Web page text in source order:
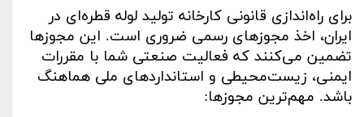
برای راه‌اندازی قانونی کارخانه تولید لوله قطره‌ای در
ایران، اخذ مجوزهای رسمی ضروری است. این مجوزها
تضمین می‌کنند که فعالیت صنعتی شما با مقررات
ایمنی، زیست‌محیطی و استانداردهای ملی هماهنگ
باشد. مهم‌ترین مجوزها: